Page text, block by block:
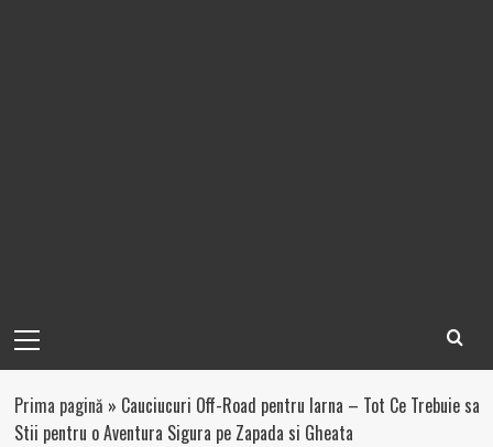
Menu
Prima pagină » Cauciucuri Off-Road pentru Iarna – Tot Ce Trebuie sa
Stii pentru o Aventura Sigura pe Zapada si Gheata